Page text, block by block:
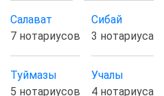
Салават
7 нотариусов
Сибай
3 нотариуса
Туймазы
5 нотариусов
Учалы
4 нотариуса